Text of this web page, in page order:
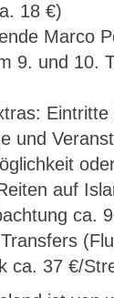
18 €)
Marco
9. und 10.
Eintritte
und
auf
ca.
ca. 37 €/